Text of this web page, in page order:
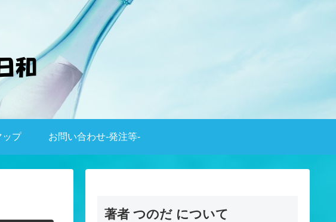
ップ お問い合わせ-発注等-
著者 つのだ について